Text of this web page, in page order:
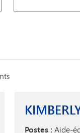
Postes : Aide-